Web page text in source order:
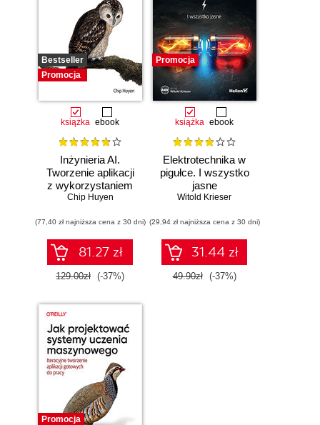
Bestseller
Promocja
książka ebook
Inżynieria AI.
Tworzenie aplikacji
z wykorzystaniem
modeli bazowych
Chip Huyen
(77,40 zł najniższa cena z 30 dni)
81.27 zł
129.00zł (-37%)
Promocja
książka ebook
Elektrotechnika w
pigułce. I wszystko
jasne
Witold Krieser
(29,94 zł najniższa cena z 30 dni)
31.44 zł
49.90zł (-37%)
Promocja